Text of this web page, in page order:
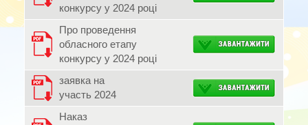
конкурсу у 2024 році
Про проведення
обласного етапу
конкурсу у 2024 році
заявка на
участь 2024
Наказ